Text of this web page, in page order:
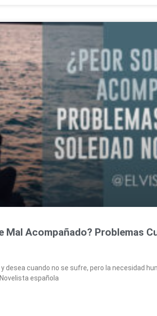
Mal Acompañado? Problemas
desea cuando no se sufre, pero la necesidad
española